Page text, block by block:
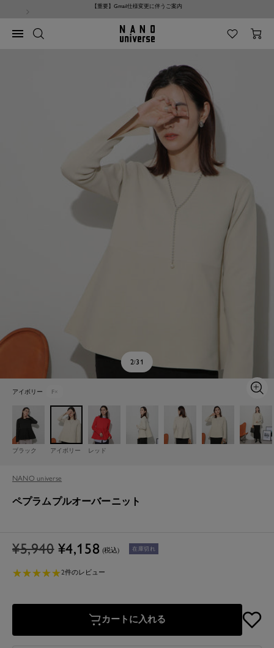
【重要】Gmail仕様変更に伴うご案内
ナ
NANO
universe
2/31
アイボリー F×
ズ
ム
イ
ブラック
アイボリー レッド
NANO universe
ペプラムプルオーバーニット
通
価
¥5,940 セ
ル
格
¥4,158 (税込) 在庫切れ
★★★★★
★★★★★2件のレビュー
カートに入れる